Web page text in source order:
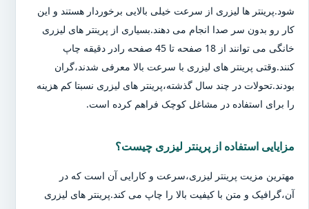
شود.پرینتر ها لیزری از سرعت خیلی بالایی برخوردار هستند و این
کار رو بدون سر صدا انجام می دهند.بسیاری از پرینتر های لیزری
خانگی می توانند از 18 صفحه تا 45 صفحه رادر دقیقه چاپ
کنند.وقتی پرینتر های لیزری با سرعت بالا معرفی شدند،گران
بودند.تحولات در چند سال گذشته،پرینتر های لیزری نسبتا کم هزینه
را برای استفاده در مشاغل کوچک فراهم کرده است.
مزایایی استفاده از پرینتر لیزری چیست؟
مهترین مزیت پرینتر لیزری،سرعت و کارایی آن است که در
آن،گرافیک و متن با کیفیت بالا را چاپ می کند.پرینتر های لیزری